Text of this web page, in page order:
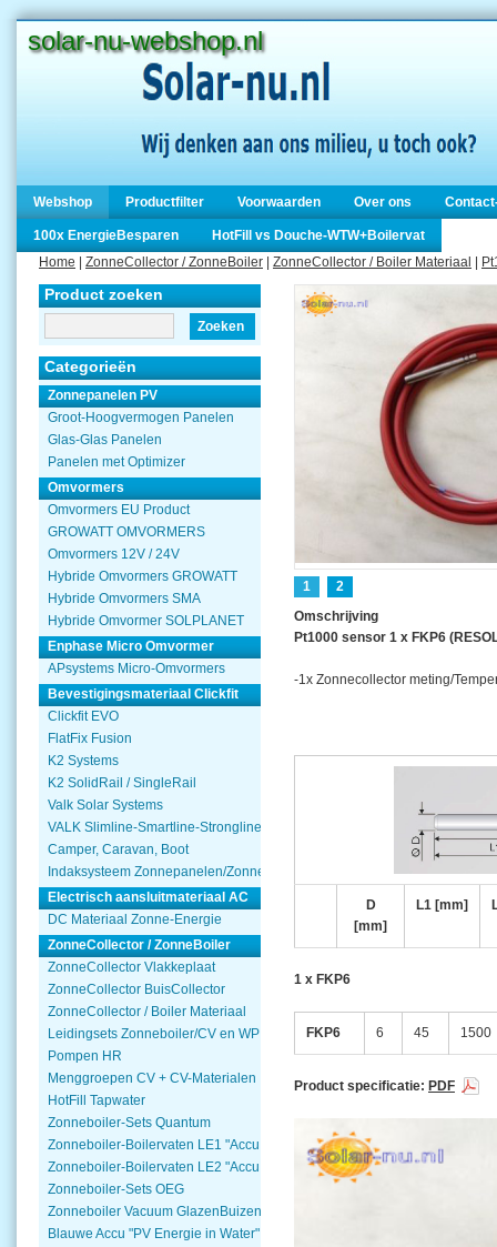
solar-nu-webshop.nl
Webshop Productfilter Voorwaarden Over ons
100x EnergieBesparen
HotFill vs Douche-WTW+Boilervat
Home
ZonneCollector / ZonneBoiler ZonneCollector / Boiler Materiaal
Product zoeken
Zoeken
Categorieën
Zonnepanelen PV
Groot-Hoogvermogen Panelen
Glas-Glas Panelen
Panelen met Optimizer
Omvormers
Omvormers EU Product
GROWATT OMVORMERS
Omvormers 12V / 24V
Hybride Omvormers GROWATT
Hybride Omvormers SMA
Hybride Omvormer SOLPLANET
Enphase Micro Omvormer
APsystems Micro-Omvormers
Bevestigingsmateriaal Clickfit
Clickfit EVO
FlatFix Fusion
K2 Systems
K2 SolidRail / SingleRail
Valk Solar Systems
VALK Slimline-Smartline-Strongline
Camper, Caravan, Boot
Indaksysteem Zonnepanelen/Zonnecollector
Electrisch aansluitmateriaal AC
DC Materiaal Zonne-Energie
ZonneCollector / ZonneBoiler
ZonneCollector Vlakkeplaat
ZonneCollector BuisCollector
ZonneCollector / Boiler Materiaal
Leidingsets Zonneboiler/CV en WP
Pompen HR
Menggroepen CV + CV-Materialen
HotFill Tapwater
Zonneboiler-Sets Quantum
Zonneboiler-Boilervaten LE1 "Accu Woning Watmte"
Zonneboiler-Boilervaten LE2 "Accu Woning Watmte"
Zonneboiler-Sets OEG
Zonneboiler Vacuum GlazenBuizen
Blauwe Accu "PV Energie in Water"
1
2
Omschrijving
Pt1000 sensor 1 x FKP6
-1x Zonnecollector meting/
D
[mm]
L1 [mm]
1 x FKP6
FKP6 6 45 1500
Product specificatie: PDF